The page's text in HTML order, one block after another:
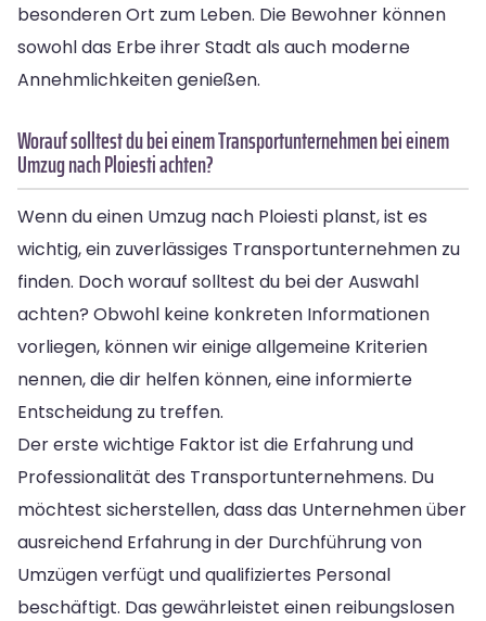
besonderen Ort zum Leben. Die Bewohner können
sowohl das Erbe ihrer Stadt als auch moderne
Annehmlichkeiten genießen.
Worauf solltest du bei einem Transportunternehmen bei einem
Umzug nach Ploiesti achten?
Wenn du einen Umzug nach Ploiesti planst, ist es
wichtig, ein zuverlässiges Transportunternehmen zu
finden. Doch worauf solltest du bei der Auswahl
achten? Obwohl keine konkreten Informationen
vorliegen, können wir einige allgemeine Kriterien
nennen, die dir helfen können, eine informierte
Entscheidung zu treffen.
Der erste wichtige Faktor ist die Erfahrung und
Professionalität des Transportunternehmens. Du
möchtest sicherstellen, dass das Unternehmen über
ausreichend Erfahrung in der Durchführung von
Umzügen verfügt und qualifiziertes Personal
beschäftigt. Das gewährleistet einen reibungslosen